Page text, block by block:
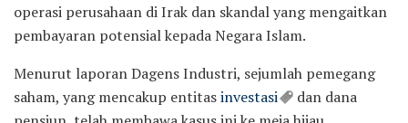
operasi perusahaan di Irak dan skandal yang mengaitkan
pembayaran potensial kepada Negara Islam.
Menurut laporan Dagens Industri, sejumlah pemegang
saham, yang mencakup entitasinvestasi
dan dana